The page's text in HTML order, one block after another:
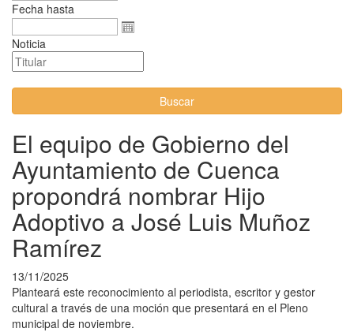
Fecha hasta
Noticia
Buscar
El equipo de Gobierno del
Ayuntamiento de Cuenca
propondrá nombrar Hijo
Adoptivo a José Luis Muñoz
Ramírez
13/11/2025
Planteará este reconocimiento al periodista, escritor y gestor
cultural a través de una moción que presentará en el Pleno
municipal de noviembre.